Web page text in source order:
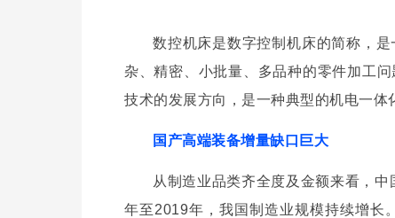
数控机床是数字控制机床的简称，
杂、精密、小批量、多品种的零件加工
技术的发展方向，是一种典型的机电一体
国产高端装备增量缺口巨大
从制造业品类齐全度及金额来看，
年至2019年，我国制造业规模持续增长